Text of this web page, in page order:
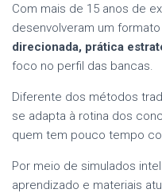
Com mais de 15 anos de
desenvolveram um
direcionada, prática
foco no perfil das bancas.
Diferente dos métodos
se adapta à rotina dos
quem tem pouco tempo
Por meio de simulados
aprendizado e materiais